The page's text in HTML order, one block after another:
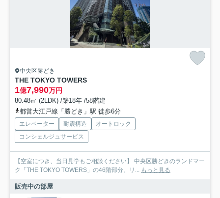
中央区勝どき
THE TOKYO TOWERS
1億7,990万円
80.48㎡ (2LDK) /築18年 /58階建
都営大江戸線「勝どき」駅 徒歩6分
エレベーター 耐震構造
オートロック
コンシェルジュサービス
【空室につき、当日見学もご相談ください】 中央区勝どきのランドマー
ク「THE TOKYO TOWERS」の46階部分、リ... もっと見る
販売中の部屋